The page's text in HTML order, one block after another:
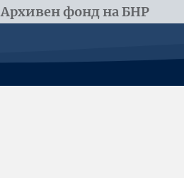
Архивен фонд на БНР